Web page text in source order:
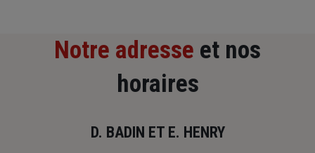
Notre adresse et nos
horaires
D. BADIN ET E. HENRY